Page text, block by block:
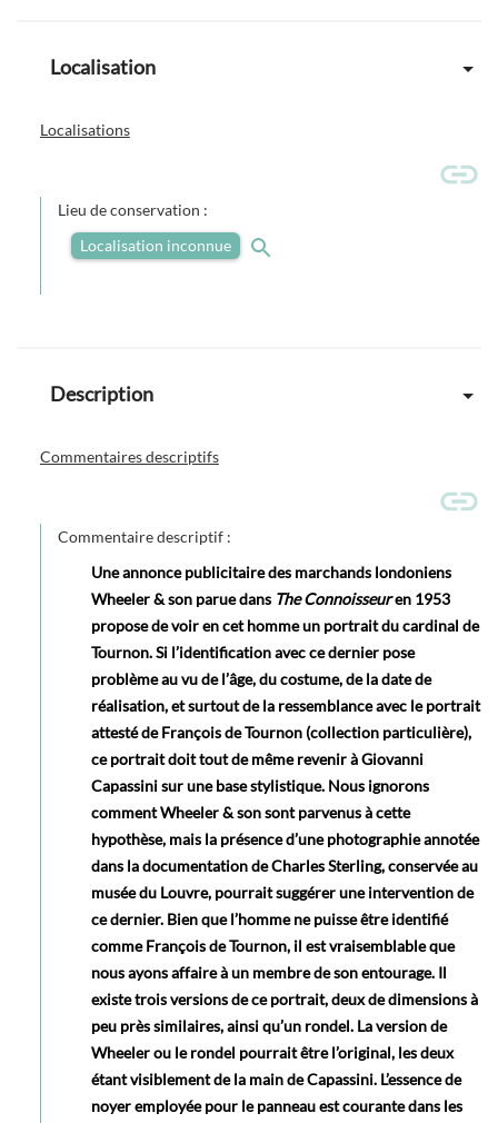
Localisation
Localisations
Lieu de conservation :
Localisation inconnue
Description
Commentaires descriptifs
Commentaire descriptif :
Une annonce publicitaire des marchands londoniens
Wheeler & son parue dans The Connoisseuren 1953
propose de voir en cet homme un portrait du cardinal de
Tournon. Si l’identification avec ce dernier pose
problème au vu de l’âge, du costume, de la date de
réalisation, et surtout de la ressemblance avec le portrait
attesté de François de Tournon (collection particulière),
ce portrait doit tout de même revenir à Giovanni
Capassini sur une base stylistique. Nous ignorons
comment Wheeler & son sont parvenus à cette
hypothèse, mais la présence d’une photographie annotée
dans la documentation de Charles Sterling, conservée au
musée du Louvre, pourrait suggérer une intervention de
ce dernier. Bien que l’homme ne puisse être identifié
comme François de Tournon, il est vraisemblable que
nous ayons affaire à un membre de son entourage. Il
existe trois versions de ce portrait, deux de dimensions à
peu près similaires, ainsi qu’un rondel. La version de
Wheeler ou le rondel pourrait être l’original, les deux
étant visiblement de la main de Capassini. L’essence de
noyer employée pour le panneau est courante dans les